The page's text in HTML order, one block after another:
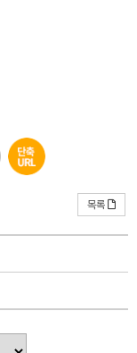
목록